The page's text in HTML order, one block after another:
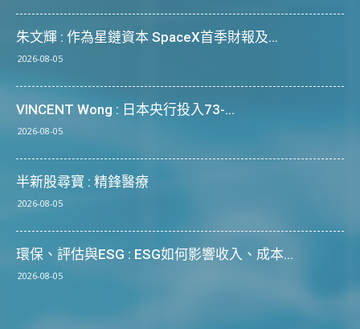
朱文輝 : 作為星鏈資本 SpaceX首季財報及...
2026-08-05
VINCENT Wong : 日本央行投入73-...
2026-08-05
半新股尋寶 : 精鋒醫療
2026-08-05
環保、評估與ESG : ESG如何影響收入、成本...
2026-08-05